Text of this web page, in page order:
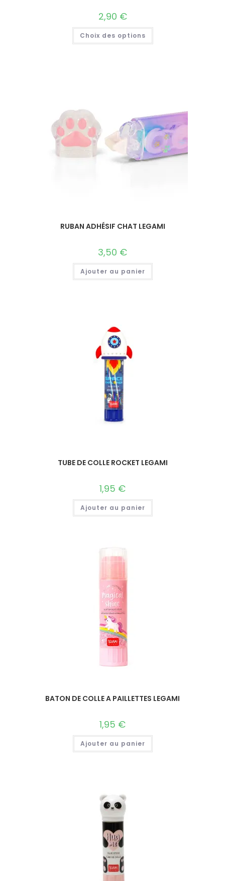
2,90 €
Choix des options
RUBAN ADHÉSIF CHAT LEGAMI
3,50 €
Ajouter au panier
TUBE DE COLLE ROCKET LEGAMI
1,95 €
Ajouter au panier
BATON DE COLLE A PAILLETTES LEGAMI
1,95 €
Ajouter au panier